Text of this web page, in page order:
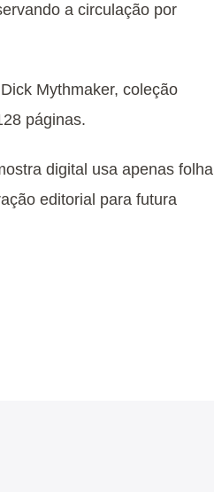
a circulação por
Mythmaker, coleção
páginas.
digital usa apenas folha
editorial para futura